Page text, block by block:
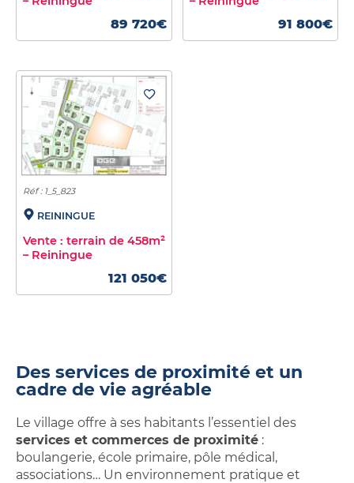
89 720€ 91 800€
Réf : 1_5_823
REININGUE
Vente : terrain de 458m²
– Reiningue
121 050€
Des services de proximité et un
cadre de vie agréable
Le village offre à ses habitants l’essentiel des
services et commerces de proximité :
boulangerie, école primaire, pôle médical,
associations… Un environnement pratique et